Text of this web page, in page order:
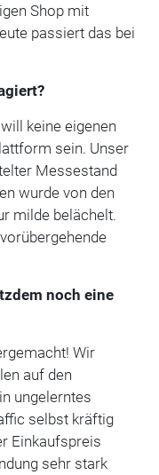
Shop mit
passiert das bei
keine eigenen
sein. Unser
Messestand
wurde von den
milde belächelt.
noch eine
Wir
auf den
ungelerntes
selbst kräftig
Einkaufspreis
sehr stark